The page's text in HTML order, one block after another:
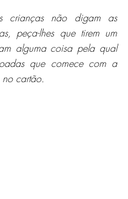
crianças não digam as
peça-lhes que tirem um
alguma coisa pela qual
que comece com a
no cartão.